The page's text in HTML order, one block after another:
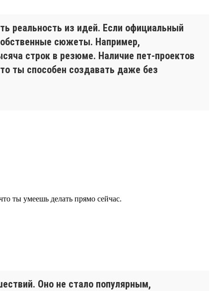
реальность из идей. Если официальный
сюжеты. Например,
строк в резюме. Наличие пет-проектов
ты способен создавать даже без
ты умеешь делать прямо сейчас.
Оно не стало популярным,